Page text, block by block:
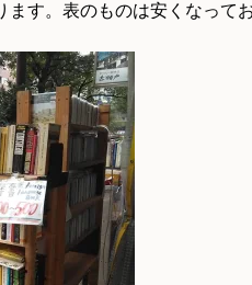
ます。表のものは安くなって